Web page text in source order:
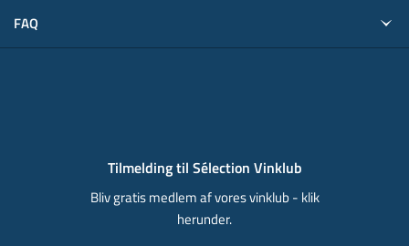
FAQ
Tilmelding til Sélection Vinklub
Bliv gratis medlem af vores vinklub - klik
herunder.